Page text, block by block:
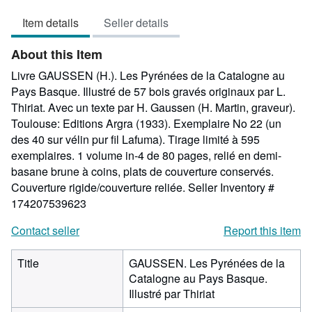
Item details Seller details
About this Item
Livre GAUSSEN (H.). Les Pyrénées de la Catalogne au
Pays Basque. Illustré de 57 bois gravés originaux par L.
Thiriat. Avec un texte par H. Gaussen (H. Martin, graveur).
Toulouse: Editions Argra (1933). Exemplaire No 22 (un
des 40 sur vélin pur fil Lafuma). Tirage limité à 595
exemplaires. 1 volume in-4 de 80 pages, relié en demi-
basane brune à coins, plats de couverture conservés.
Couverture rigide/couverture reliée. Seller Inventory #
174207539623
Contact seller
Report this item
Title
GAUSSEN. Les Pyrénées de la
Catalogne au Pays Basque.
Illustré par Thiriat